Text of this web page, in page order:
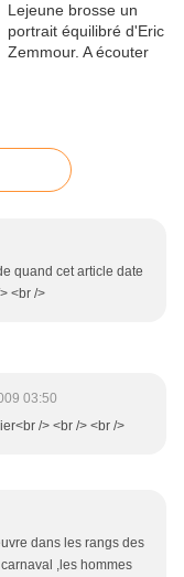
quand cet article date
<br />
03:50
/> <br /> <br />
dans les rangs des
,les hommes